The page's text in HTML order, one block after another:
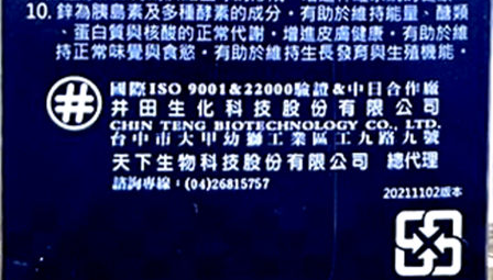
５．嚴禁一人註冊多個帳號或使用他人資訊註冊。若發現惡意使用之情形，
恩沛科技股份有限公司將有權停止該用戶之使用額度並採取法律行動。